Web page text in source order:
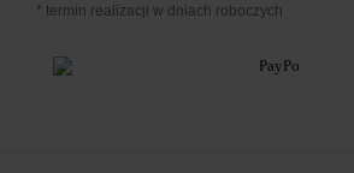
* termin realizacji w dniach roboczych